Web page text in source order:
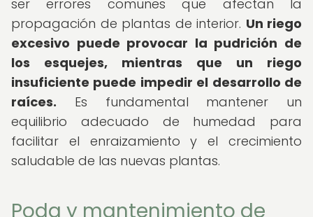
ser errores comunes que afectan la
propagación de plantas de interior. Un riego
excesivo puede provocar la pudrición de
los esquejes, mientras que un riego
insuficiente puede impedir el desarrollo de
raíces. Es fundamental mantener un
equilibrio adecuado de humedad para
facilitar el enraizamiento y el crecimiento
saludable de las nuevas plantas.
Poda y mantenimiento de